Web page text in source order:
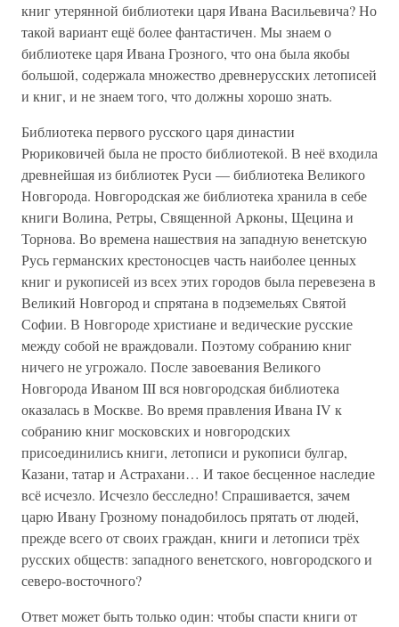
книг утерянной библиотеки царя Ивана Васильевича? Но
такой вариант ещё более фантастичен. Мы знаем о
библиотеке царя Ивана Грозного, что она была якобы
большой, содержала множество древнерусских летописей
и книг, и не знаем того, что должны хорошо знать.
Библиотека первого русского царя династии
Рюриковичей была не просто библиотекой. В неё входила
древнейшая из библиотек Руси — библиотека Великого
Новгорода. Новгородская же библиотека хранила в себе
книги Волина, Ретры, Священной Арконы, Щецина и
Торнова. Во времена нашествия на западную венетскую
Русь германских крестоносцев часть наиболее ценных
книг и рукописей из всех этих городов была перевезена в
Великий Новгород и спрятана в подземельях Святой
Софии. В Новгороде христиане и ведические русские
между собой не враждовали. Поэтому собранию книг
ничего не угрожало. После завоевания Великого
Новгорода Иваном III вся новгородская библиотека
оказалась в Москве. Во время правления Ивана IV к
собранию книг московских и новгородских
присоединились книги, летописи и рукописи булгар,
Казани, татар и Астрахани… И такое бесценное наследие
всё исчезло. Исчезло бесследно! Спрашивается, зачем
царю Ивану Грозному понадобилось прятать от людей,
прежде всего от своих граждан, книги и летописи трёх
русских обществ: западного венетского, новгородского и
северо-восточного?
Ответ может быть только один: чтобы спасти книги от